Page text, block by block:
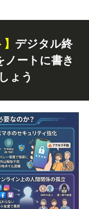
デジタル終
ートに書き
ょう